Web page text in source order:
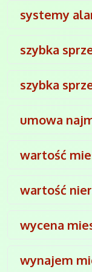
systemy
szybka
szybka
umowa
wartość
wartość
wycena
wynajem